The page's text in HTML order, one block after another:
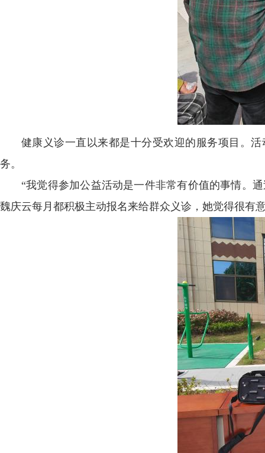
健康义诊一直以来都是十分受欢迎的服务项目。
务。
“我觉得参加公益活动是一件非常有价值的事情。
魏庆云每月都积极主动报名来给群众义诊，她觉得很有